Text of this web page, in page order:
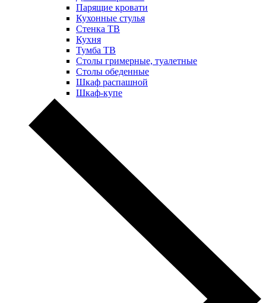
Парящие кровати
Кухонные стулья
Стенка ТВ
Кухня
Тумба ТВ
Столы гримерные, туалетные
Столы обеденные
Шкаф распашной
Шкаф-купе